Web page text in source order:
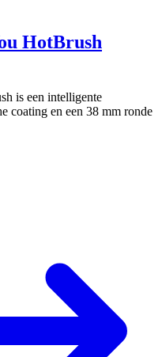
HotBrush
is een intelligente
coating en een 38 mm ronde